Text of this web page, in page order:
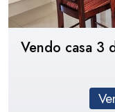
Vendo casa 3